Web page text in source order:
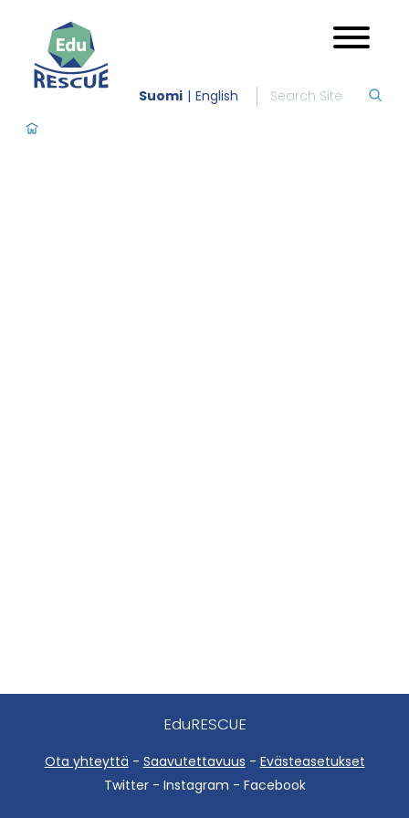
Suomi English
EduRESCUE
Ota yhteyttä - Saavutettavuus - Evästeasetukset
Twitter - Instagram - Facebook